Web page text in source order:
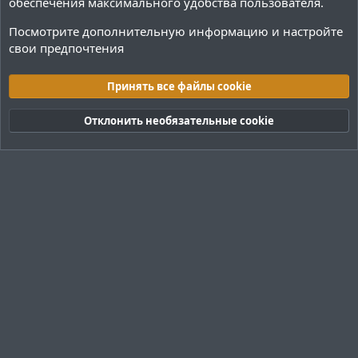
Cookies Тёмная (2020)
Русский (RU)
Обратная связь
Условия и правила
Политика конфиденциальности
Помощь
R
Посмотрите дополнительную информацию и настройте
свои предпочтения
Принять все файлы cookie
Отклонить необязательные cookie